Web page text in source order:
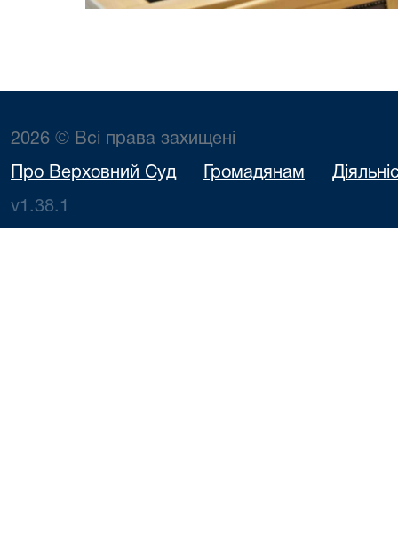
2026 © Всі права захищені
Про Верховний Суд Громадянам
v1.38.1